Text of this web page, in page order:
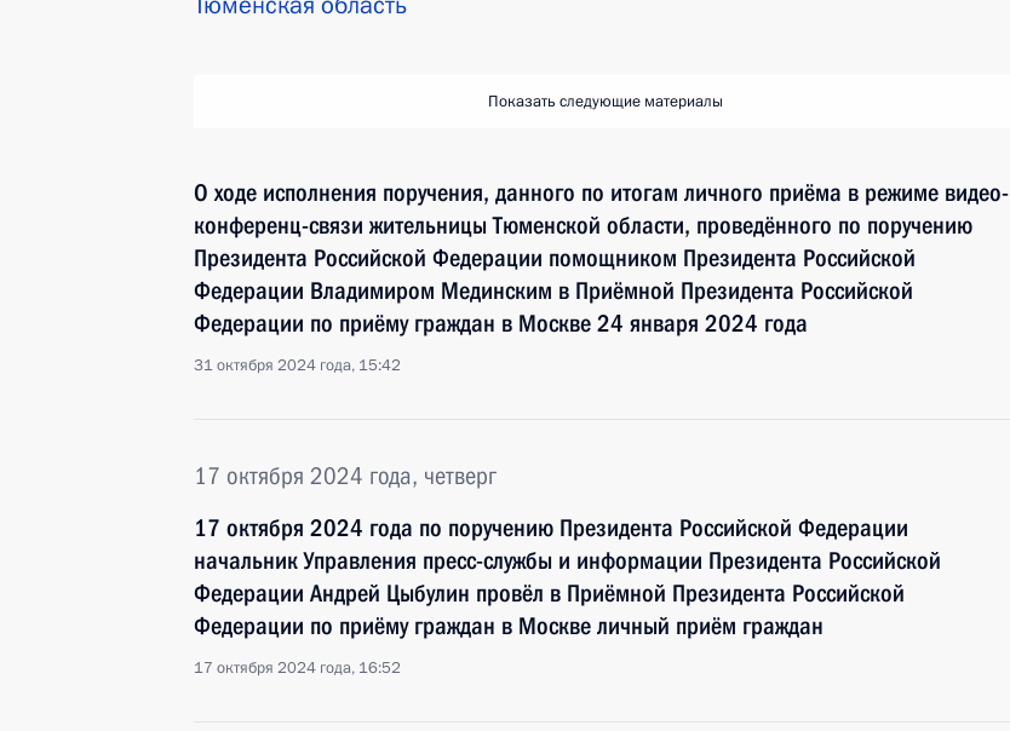
Показать следующие материалы
О ходе исполнения поручения, данного по итогам личного приёма в режиме видео-
конференц-связи жительницы Тюменской области, проведённого по поручению
Президента Российской Федерации помощником Президента Российской
Федерации Владимиром Мединским в Приёмной Президента Российской
Федерации по приёму граждан в Москве 24 января 2024 года
31 октября 2024 года, 15:42
17 октября 2024 года, четверг
17 октября 2024 года по поручению Президента Российской Федерации
начальник Управления пресс-службы и информации Президента Российской
Федерации Андрей Цыбулин провёл в Приёмной Президента Российской
Федерации по приёму граждан в Москве личный приём граждан
17 октября 2024 года, 16:52